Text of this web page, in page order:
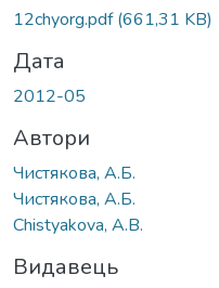
12chyorg.pdf(661,31 KB)
Дата
2012-05
Автори
Чистякова, А.Б.
Чистякова, А.Б.
Chistyakova, A.B.
Видавець